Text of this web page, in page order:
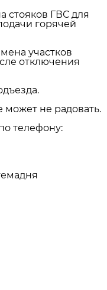
стояков ГВС для
горячей
участков
отключения
не радовать.
телефону: